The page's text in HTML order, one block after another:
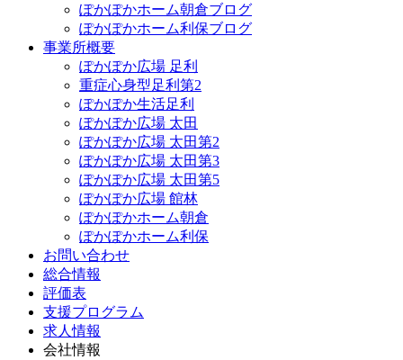
ぽかぽかホーム朝倉ブログ
ぽかぽかホーム利保ブログ
事業所概要
ぽかぽか広場 足利
重症心身型足利第2
ぽかぽか生活足利
ぽかぽか広場 太田
ぽかぽか広場 太田第2
ぽかぽか広場 太田第3
ぽかぽか広場 太田第5
ぽかぽか広場 館林
ぽかぽかホーム朝倉
ぽかぽかホーム利保
お問い合わせ
総合情報
評価表
支援プログラム
求人情報
会社情報